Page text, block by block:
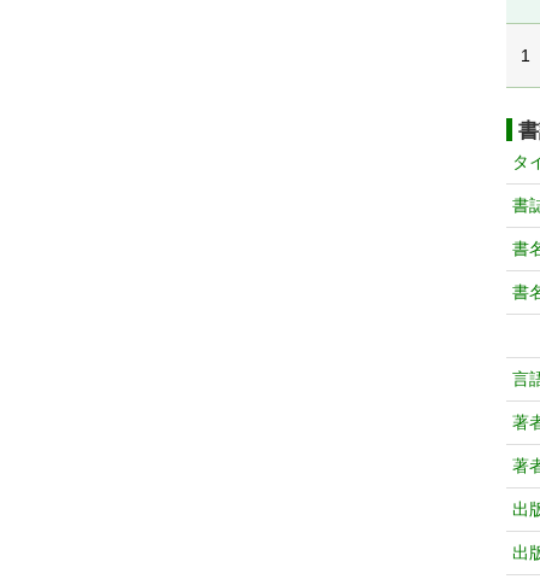
1
タ
書
書
書
言
著
著
出
出